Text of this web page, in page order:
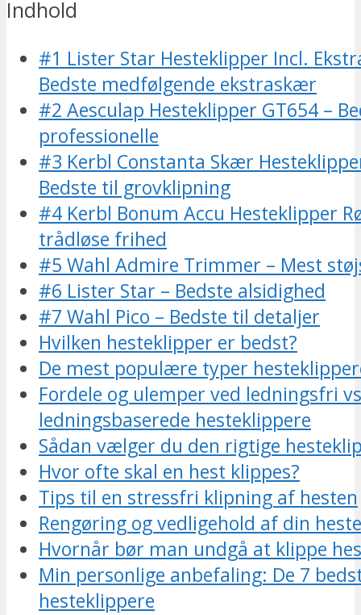
Indhold
#1 Lister Star Hesteklipper Incl.
Bedste medfølgende ekstraskær
#2 Aesculap Hesteklipper GT654 –
professionelle
#3 Kerbl Constanta Skær
Bedste til grovklipning
#4 Kerbl Bonum Accu Hesteklipper
trådløse frihed
#5 Wahl Admire Trimmer – Mest
#6 Lister Star – Bedste alsidighed
#7 Wahl Pico – Bedste til detaljer
Hvilken hesteklipper er bedst?
De mest populære typer
Fordele og ulemper ved ledningsfri
ledningsbaserede hesteklippere
Sådan vælger du den rigtige
Hvor ofte skal en hest klippes?
Tips til en stressfri klipning af hesten
Rengøring og vedligehold af din
Hvornår bør man undgå at klippe
Min personlige anbefaling: De 7
hesteklippere